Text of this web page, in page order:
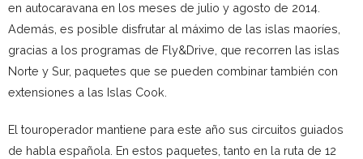
en autocaravana en los meses de julio y agosto de 2014.
Además, es posible disfrutar al máximo de las islas maoríes,
gracias a los programas de Fly&Drive, que recorren las islas
Norte y Sur, paquetes que se pueden combinar también con
extensiones a las Islas Cook.
El touroperador mantiene para este año sus circuitos guiados
de habla española. En estos paquetes, tanto en la ruta de 12